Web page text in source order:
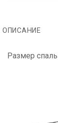
ОПИСАНИЕ
Размер